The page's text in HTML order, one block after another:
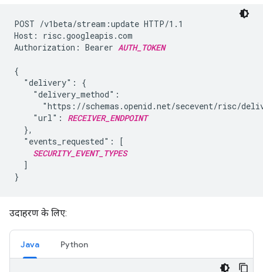
POST /v1beta/stream:update HTTP/1.1
Host: risc.googleapis.com
Authorization: Bearer AUTH_TOKEN
{
  "delivery": {
    "delivery_method":
"https://schemas.openid.net/secevent/risc/
    "url":
RECEIVER_ENDPOINT
  },
  "events_requested": [
SECURITY_EVENT_TYPES
  ]
उदाहरण के लिए:
Java Python